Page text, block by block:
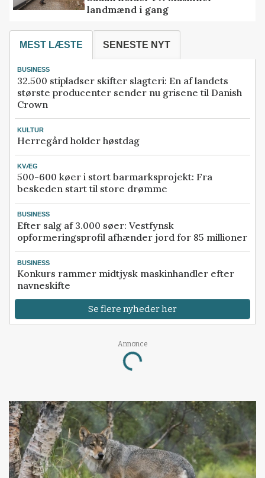
landmænd i gang
MEST LÆSTE SENESTE NYT
BUSINESS
32.500 stipladser skifter slagteri: En af landets
største producenter sender nu grisene til Danish
Crown
KULTUR
Herregård holder høstdag
KVÆG
500-600 køer i stort barmarksprojekt: Fra
beskeden start til store drømme
BUSINESS
Efter salg af 3.000 søer: Vestfynsk
opformeringsprofil afhænder jord for 85 millioner
BUSINESS
Konkurs rammer midtjysk maskinhandler efter
navneskifte
Se flere nyheder her
Annonce
Loading...